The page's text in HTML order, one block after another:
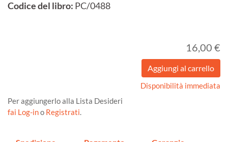
Codice del libro: PC/0488
16,00 €
Disponibilità immediata
Per aggiungerlo alla Lista Desideri
fai Log-ino Registrati.